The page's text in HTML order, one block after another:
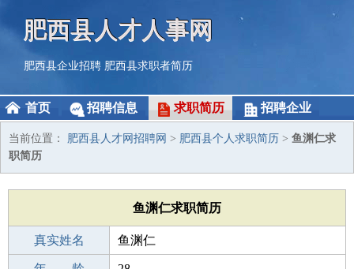
肥西县人才人事网
肥西县企业招聘 肥西县求职者简历
首页 招聘信息 求职简历 招聘企业
当前位置： 肥西县人才网招聘网 > 肥西县个人求职简历 > 鱼渊仁求
职简历
鱼渊仁求职简历
真实姓名 鱼渊仁